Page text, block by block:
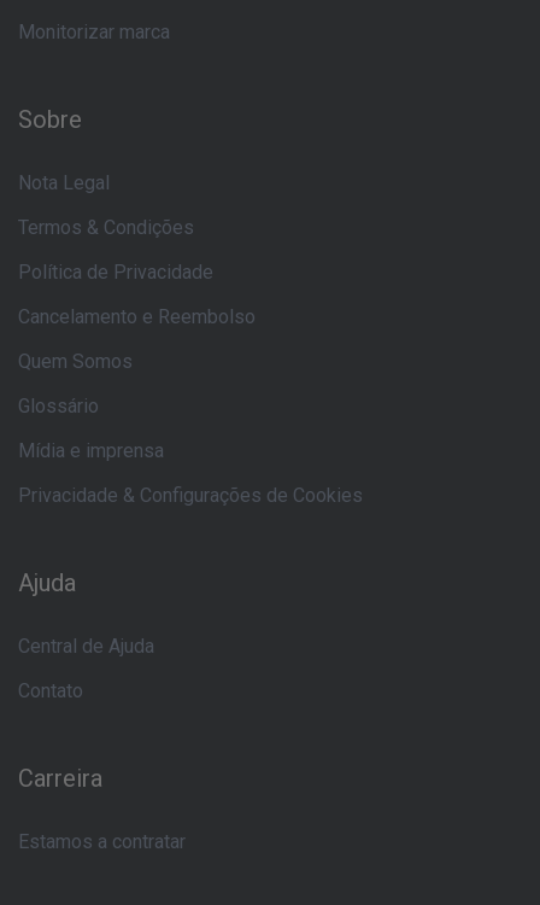
Monitorizar marca
Sobre
Nota Legal
Termos & Condições
Política de Privacidade
Cancelamento e Reembolso
Quem Somos
Glossário
Mídia e imprensa
Privacidade & Configurações de Cookies
Ajuda
Central de Ajuda
Contato
Carreira
Estamos a contratar